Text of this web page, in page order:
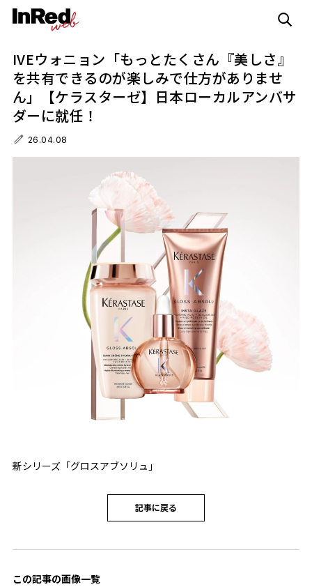
IVEウォニョン「もっとたくさん『美しさ』
を共有できるのが楽しみで仕方がありませ
ん」【ケラスターゼ】日本ローカルアンバサ
ダーに就任！
26.04.08
新シリーズ「グロスアブソリュ」
記事に戻る
この記事の画像一覧